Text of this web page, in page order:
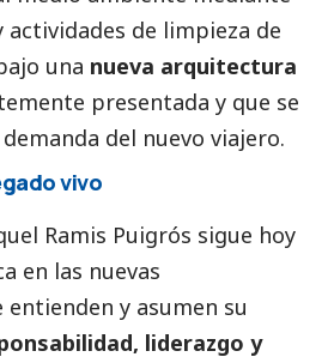
de limpieza de
una nueva arquitectura
presentada y que se
del nuevo viajero.
vivo
Ramis Puigrós sigue hoy
en las nuevas
entienden y asumen su
liderazgo y